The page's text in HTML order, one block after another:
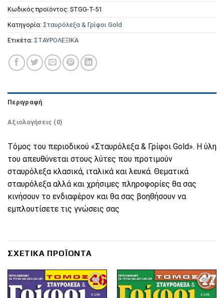
Κωδικός προϊόντος: STGG-T-51
Κατηγορία: Σταυρόλεξα & Γρίφοι Gold
Ετικέτα: ΣΤΑΥΡΟΛΕΞΙΚΑ
Περιγραφή
Αξιολογήσεις (0)
Τόμος του περιοδικού «Σταυρόλεξα & Γρίφοι Gold». Η ύλη
του απευθύνεται στους λύτες που προτιμούν
σταυρόλεξα κλασικά, ιταλικά και λευκά. Θεματικά
σταυρόλεξα αλλά και χρήσιμες πληροφορίες θα σας
κινήσουν το ενδιαφέρον και θα σας βοηθήσουν να
εμπλουτίσετε τις γνώσεις σας
ΣΧΕΤΙΚΆ ΠΡΟΪΌΝΤΑ